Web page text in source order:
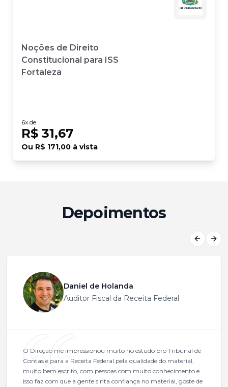
Noções de Direito
Constitucional para ISS
Fortaleza
6x de
R$ 31,67
Ou R$ 171,00 à vista
Depoimentos
Daniel de Holanda
Auditor Fiscal da Receita Federal
O Direção me impressionou muito no estudo pro Tribunal de
Contas e para a Receita Federal pela qualidade do material,
muito bem escrito, com pessoas com muito conhecimento e
isso faz com que a gente sinta confiança no material, goste de